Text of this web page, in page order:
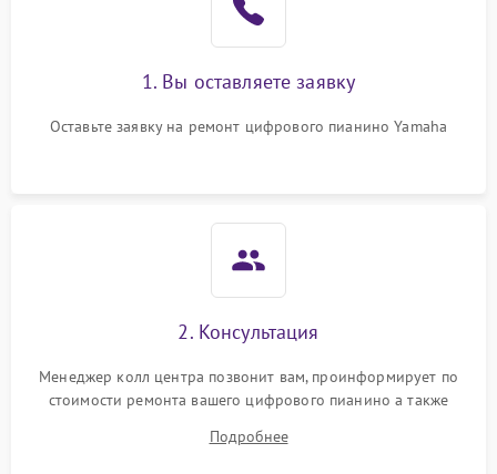
1. Вы оставляете заявку
Оставьте заявку на ремонт цифрового пианино Yamaha
2. Консультация
Менеджер колл центра позвонит вам, проинформирует по
стоимости ремонта вашего цифрового пианино а также
Подробнее